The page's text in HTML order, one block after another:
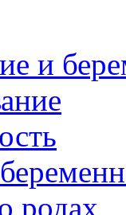
и
родах